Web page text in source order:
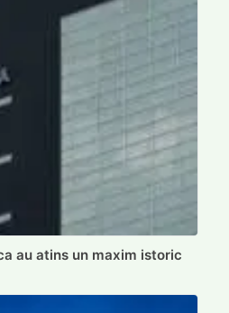
au atins un maxim istoric